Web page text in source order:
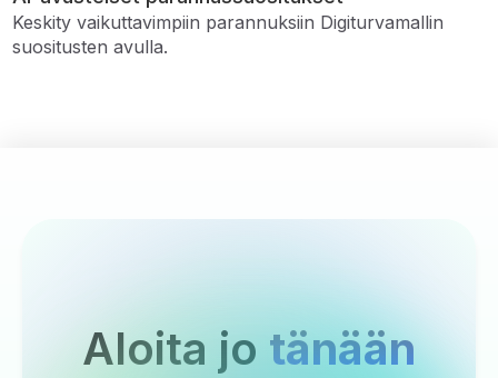
Keskity vaikuttavimpiin parannuksiin Digiturvamallin
suositusten avulla.
Aloita jo tänään